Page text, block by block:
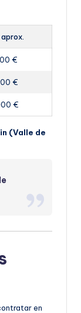
€
€
€
(Valle de
en